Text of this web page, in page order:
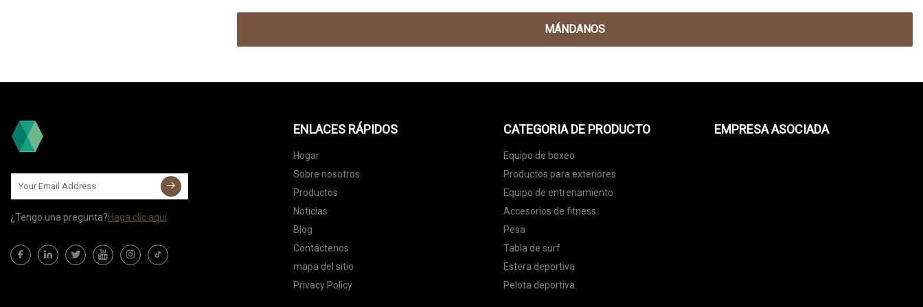
MÁNDANOS
¿Tengo una pregunta?Haga clic aquí
ENLACES RÁPIDOS
Hogar
Sobre nosotros
Productos
Noticias
Blog
Contáctenos
mapa del sitio
Privacy Policy
CATEGORIA DE PRODUCTO
Equipo de boxeo
Productos para exteriores
Equipo de entrenamiento
Accesorios de fitness
Pesa
Tabla de surf
Estera deportiva
Pelota deportiva
EMPRESA ASOCIADA